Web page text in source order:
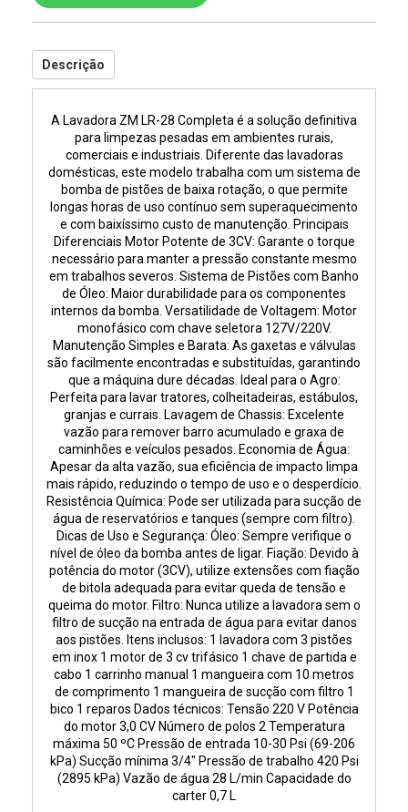
Descrição
A Lavadora ZM LR-28 Completa é a solução definitiva
para limpezas pesadas em ambientes rurais,
comerciais e industriais. Diferente das lavadoras
domésticas, este modelo trabalha com um sistema de
bomba de pistões de baixa rotação, o que permite
longas horas de uso contínuo sem superaquecimento
e com baixíssimo custo de manutenção. Principais
Diferenciais Motor Potente de 3CV: Garante o torque
necessário para manter a pressão constante mesmo
em trabalhos severos. Sistema de Pistões com Banho
de Óleo: Maior durabilidade para os componentes
internos da bomba. Versatilidade de Voltagem: Motor
monofásico com chave seletora 127V/220V.
Manutenção Simples e Barata: As gaxetas e válvulas
são facilmente encontradas e substituídas, garantindo
que a máquina dure décadas. Ideal para o Agro:
Perfeita para lavar tratores, colheitadeiras, estábulos,
granjas e currais. Lavagem de Chassis: Excelente
vazão para remover barro acumulado e graxa de
caminhões e veículos pesados. Economia de Água:
Apesar da alta vazão, sua eficiência de impacto limpa
mais rápido, reduzindo o tempo de uso e o desperdício.
Resistência Química: Pode ser utilizada para sucção de
água de reservatórios e tanques (sempre com filtro).
Dicas de Uso e Segurança: Óleo: Sempre verifique o
nível de óleo da bomba antes de ligar. Fiação: Devido à
potência do motor (3CV), utilize extensões com fiação
de bitola adequada para evitar queda de tensão e
queima do motor. Filtro: Nunca utilize a lavadora sem o
filtro de sucção na entrada de água para evitar danos
aos pistões. Itens inclusos: 1 lavadora com 3 pistões
em inox 1 motor de 3 cv trifásico 1 chave de partida e
cabo 1 carrinho manual 1 mangueira com 10 metros
de comprimento 1 mangueira de sucção com filtro 1
bico 1 reparos Dados técnicos: Tensão 220 V Potência
do motor 3,0 CV Número de polos 2 Temperatura
máxima 50 ºC Pressão de entrada 10-30 Psi (69-206
kPa) Sucção mínima 3/4" Pressão de trabalho 420 Psi
(2895 kPa) Vazão de água 28 L/min Capacidade do
carter 0,7 L